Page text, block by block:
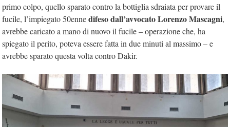
primo colpo, quello sparato contro la bottiglia sdraiata per provare il
fucile, l’impiegato 50ennedifeso dall’avvocato Lorenzo Mascagni,
avrebbe caricato a mano di nuovo il fucile – operazione che, ha
spiegato il perito, poteva essere fatta in due minuti al massimo – e
avrebbe sparato questa volta contro Dakir.